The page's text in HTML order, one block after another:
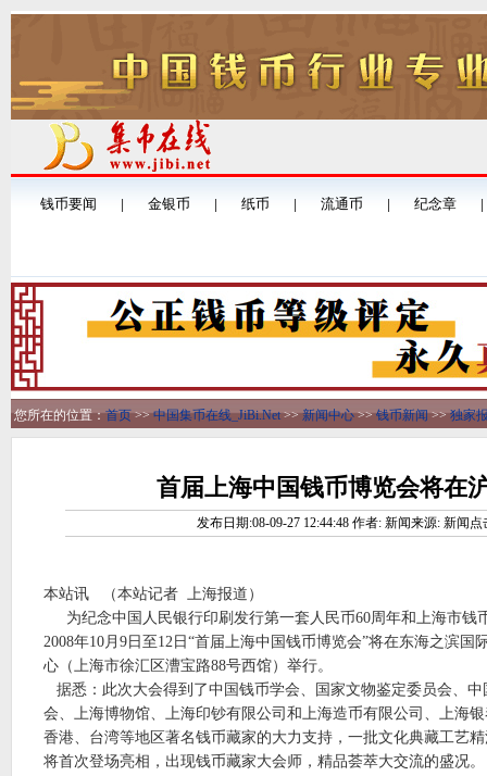
您所在的位置：首页>>中国集币在线_JiBi.Net>>新闻中心>>钱币新闻>>独家
首届上海中国钱币博览会将在
发布日期:08-09-27 12:44:48 作者: 新闻来源: 新闻点
本站讯 （本站记者 上海报道）
为纪念中国人民银行印刷发行第一套人民币60周年和上海市钱
2008年10月 9日至 12日“首届上海中国钱币博览会”将在东海之滨国
心（上海市徐汇区漕宝路88号西馆）举行。
据悉：此次大会得到了中国钱币学会、国家文物鉴定委员会、
会、上海博物馆、上海印钞有限公司和上海造币有限公司、上海
香港、台湾等地区著名钱币藏家的大力支持，一批文化典藏工艺
将首次登场亮相，出现钱币藏家大会师，精品荟萃大交流的盛况。